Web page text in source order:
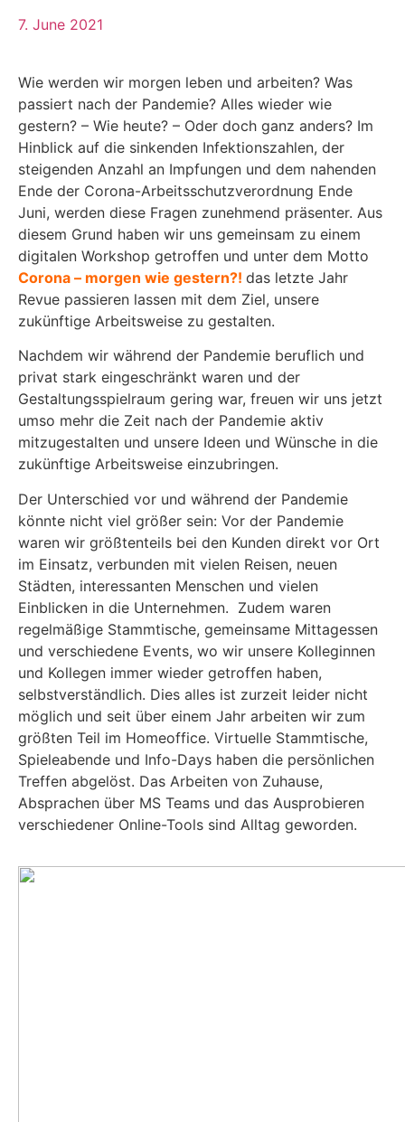
7. June 2021
Wie werden wir morgen leben und arbeiten? Was
passiert nach der Pandemie? Alles wieder wie
gestern? – Wie heute? – Oder doch ganz anders? Im
Hinblick auf die sinkenden Infektionszahlen, der
steigenden Anzahl an Impfungen und dem nahenden
Ende der Corona-Arbeitsschutzverordnung Ende
Juni, werden diese Fragen zunehmend präsenter. Aus
diesem Grund haben wir uns gemeinsam zu einem
digitalen Workshop getroffen und unter dem Motto
Corona – morgen wie gestern?! das letzte Jahr
Revue passieren lassen mit dem Ziel, unsere
zukünftige Arbeitsweise zu gestalten.
Nachdem wir während der Pandemie beruflich und
privat stark eingeschränkt waren und der
Gestaltungsspielraum gering war, freuen wir uns jetzt
umso mehr die Zeit nach der Pandemie aktiv
mitzugestalten und unsere Ideen und Wünsche in die
zukünftige Arbeitsweise einzubringen.
Der Unterschied vor und während der Pandemie
könnte nicht viel größer sein: Vor der Pandemie
waren wir größtenteils bei den Kunden direkt vor Ort
im Einsatz, verbunden mit vielen Reisen, neuen
Städten, interessanten Menschen und vielen
Einblicken in die Unternehmen. Zudem waren
regelmäßige Stammtische, gemeinsame Mittagessen
und verschiedene Events, wo wir unsere Kolleginnen
und Kollegen immer wieder getroffen haben,
selbstverständlich. Dies alles ist zurzeit leider nicht
möglich und seit über einem Jahr arbeiten wir zum
größten Teil im Homeoffice. Virtuelle Stammtische,
Spieleabende und Info-Days haben die persönlichen
Treffen abgelöst. Das Arbeiten von Zuhause,
Absprachen über MS Teams und das Ausprobieren
verschiedener Online-Tools sind Alltag geworden.